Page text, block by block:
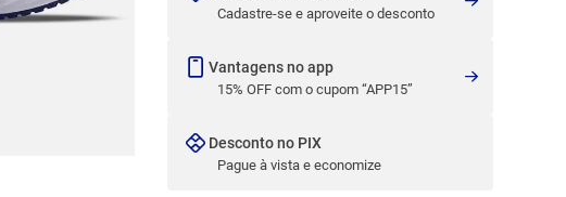
Cadastre-se e aproveite o desconto
Vantagens no app
15% OFF com o cupom “APP15”
Desconto no PIX
Pague à vista e economize